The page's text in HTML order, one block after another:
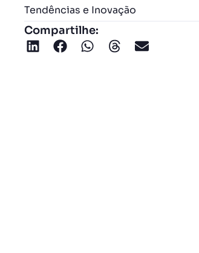
Tendências e Inovação
Compartilhe: